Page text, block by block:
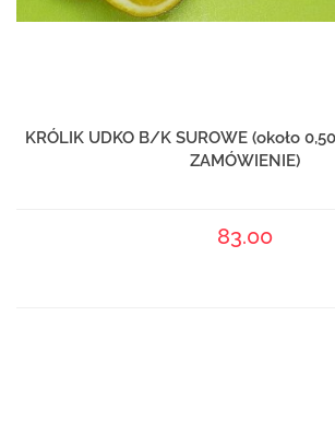
KRÓLIK UDKO B/K SUROWE (około
ZAMÓWIENIE)
83.00